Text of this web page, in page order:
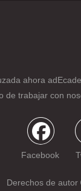
ahora ad
de trabajar con
Facebook
Derechos de autor